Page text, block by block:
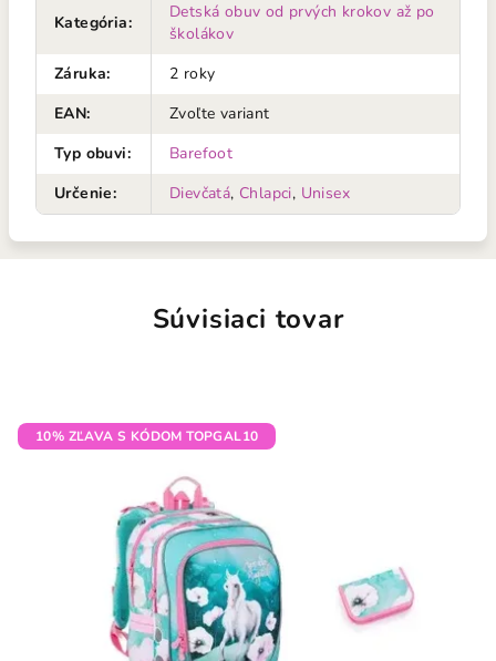
Kategória:
Detská obuv od prvých krokov až po
školákov
Záruka:
2 roky
EAN:
Zvoľte variant
Typ obuvi:
Barefoot
Určenie: Dievčatá, Chlapci, Unisex
Súvisiaci tovar
10% ZĽAVA S KÓDOM TOPGAL10